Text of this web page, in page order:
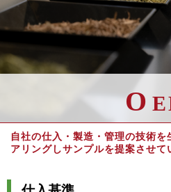
O
自社の仕入・製造・管理の技術
アリングしサンプルを提案させて